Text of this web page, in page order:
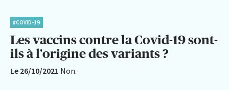
#COVID-19
Les vaccins contre la Covid-19 sont-
ils à l'origine des variants ?
Le 26/10/2021 Non.